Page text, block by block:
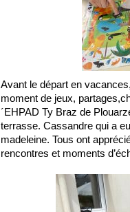
Avant le départ en
moment de jeux,
´EHPAD Ty Braz de
terrasse. Cassandre qui a
madeleine. Tous ont
rencontres et moments